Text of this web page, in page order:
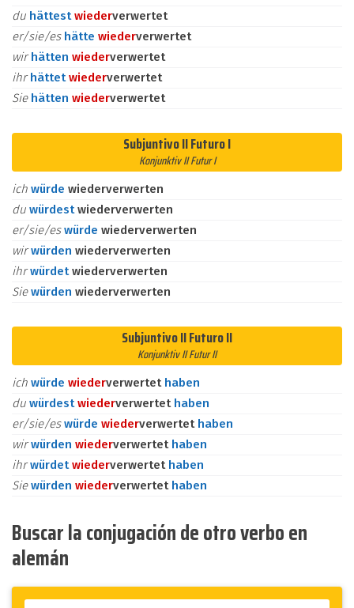
du hättestwiederverwertet
er/sie/es hätte wiederverwertet
wirhätten wiederverwertet
ihrhättetwiederverwertet
Sie hätten wiederverwertet
Subjuntivo II Futuro I
Konjunktiv II Futur I
ich würde wiederverwerten
du würdestwiederverwerten
er/sie/eswürde wiederverwerten
wirwürden wiederverwerten
ihrwürdetwiederverwerten
Siewürden wiederverwerten
Subjuntivo II Futuro II
Konjunktiv II Futur II
ich würde wiederverwertet haben
du würdestwiederverwertet haben
er/sie/eswürde wiederverwertet haben
wirwürden wiederverwertet haben
ihrwürdetwiederverwertet haben
Siewürden wiederverwertet haben
Buscar la conjugación de otro verbo en
alemán